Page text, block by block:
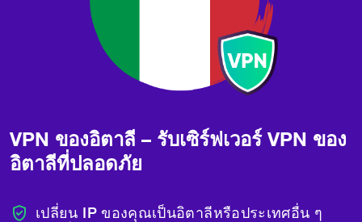
VPN ของอิตาลี – รับเซิร์ฟเวอร์ VPN ของ
อิตาลีที่ปลอดภัย
เปลี่ยน IP ของคุณเป็นอิตาลีหรือประเทศอื่น ๆ